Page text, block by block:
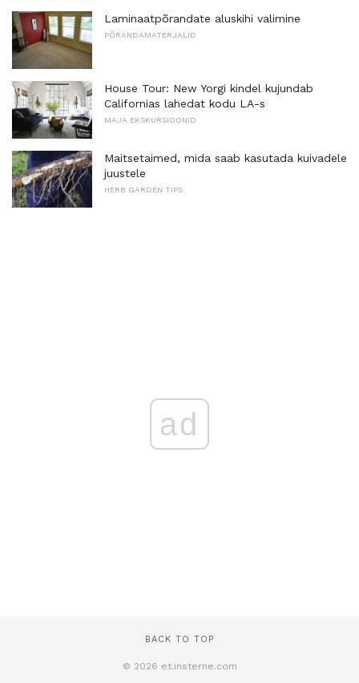
Laminaatpõrandate aluskihi valimine
PÕRANDAMATERJALID
House Tour: New Yorgi kindel kujundab
Californias lahedat kodu LA-s
MAJA EKSKURSIOONID
Maitsetaimed, mida saab kasutada kuivadele
juustele
HERB GARDEN TIPS
ad
BACK TO TOP
© 2026 et.insterne.com